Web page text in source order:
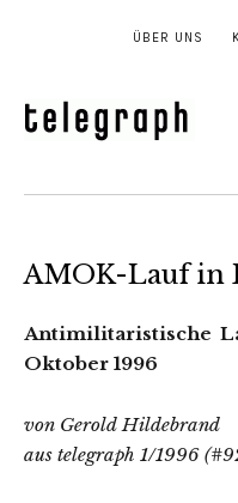
ÜBER UNS
AMOK-Lauf in
Antimilitaristische
Oktober 1996
von Gerold Hildebrand
aus telegraph 1/1996